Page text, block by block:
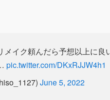
メイク頼んだら予想以上に良
pic.twitter.com/DKxRJJW4h1
June 5, 2022